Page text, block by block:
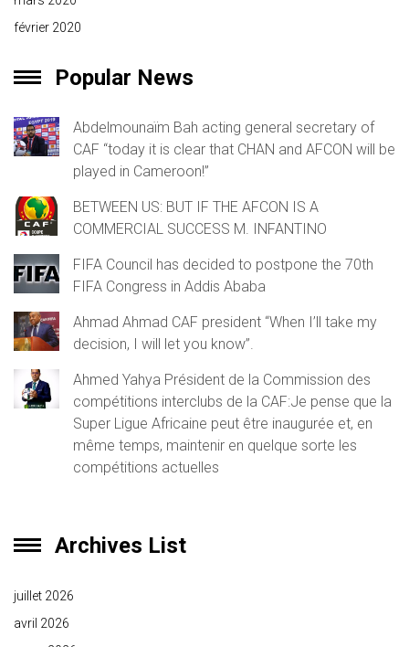
février 2020
Popular News
Abdelmounaïm Bah acting general secretary of
CAF “today it is clear that CHAN and AFCON will be
played in Cameroon!”
BETWEEN US: BUT IF THE AFCON IS A
COMMERCIAL SUCCESS M. INFANTINO
FIFA Council has decided to postpone the 70th
FIFA Congress in Addis Ababa
Ahmad Ahmad CAF president “When I’ll take my
decision, I will let you know”.
Ahmed Yahya Président de la Commission des
compétitions interclubs de la CAF:Je pense que la
Super Ligue Africaine peut être inaugurée et, en
même temps, maintenir en quelque sorte les
compétitions actuelles
Archives List
juillet 2026
avril 2026